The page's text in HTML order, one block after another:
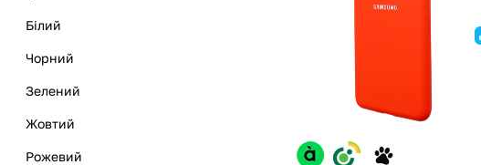
Samsung S10
Samsung S10e
Білий
Чорний
Зелений
Жовтий
Рожевий